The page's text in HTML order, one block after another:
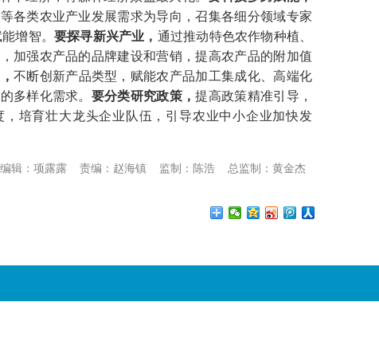
各类农业产业发展需求为导向，召集各细分领域专家
增智。 要探寻新兴产业， 通过推动特色农作物种植、
加强农产品的品牌建设和营销，提高农产品的附加值
不断创新产品类型，赋能农产品加工集成化、高端化
多样化需求。 要分类研究政策，提高政策精准引导，
培育壮大龙头企业队伍，引导农业中小企业加快发
总监制：黄金杰
监制：陈浩
责编：赵海镇
编辑：项露露